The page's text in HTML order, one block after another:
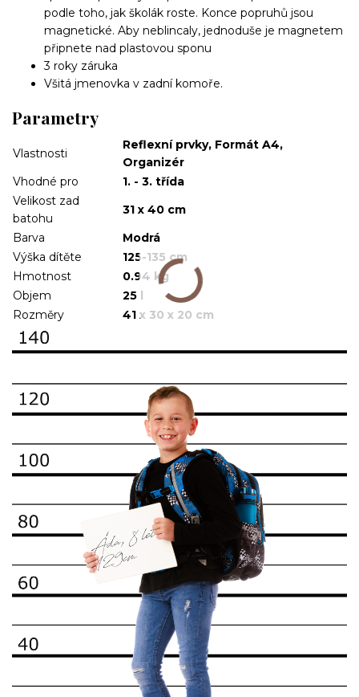
podle toho, jak školák roste. Konce popruhů jsou
magnetické. Aby neblincaly, jednoduše je magnetem
připnete nad plastovou sponu
3 roky záruka
Všitá jmenovka v zadní komoře.
Parametry
Vlastnosti
Reflexní prvky, Formát A4,
Organizér
Vhodné pro
1. - 3. třída
Velikost zad
batohu
31 x 40 cm
Barva
Modrá
Výška dítěte
125-135 cm
Hmotnost
0.94 kg
Objem
25 l
Rozměry
41 x 30 x 20 cm